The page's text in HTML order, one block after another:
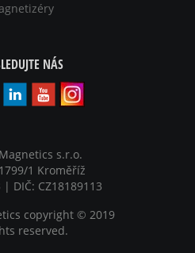
NÁS
s.r.o.
1 Kroměříž
| DIČ: CZ18189113
copyright © 2019
reserved.